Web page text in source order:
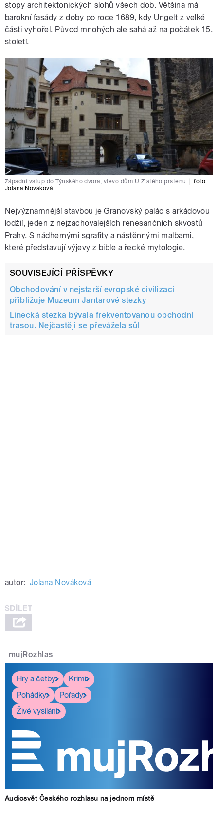
stopy architektonických slohů všech dob. Většina má
barokní fasády z doby po roce 1689, kdy Ungelt z velké
části vyhořel. Původ mnohých ale sahá až na počátek 15.
století.
Západní vstup do Týnského dvora, vlevo dům U Zlatého prstenu
foto:
Jolana Nováková
Nejvýznamnější stavbou je Granovský palác s arkádovou
lodžií, jeden z nejzachovalejších renesančních skvostů
Prahy. S nádhernými sgrafity a nástěnnými malbami,
které představují výjevy z bible a řecké mytologie.
SOUVISEJÍCÍ PŘÍSPĚVKY
Obchodování v nejstarší evropské civilizaci
přibližuje Muzeum Jantarové stezky
Linecká stezka bývala frekventovanou obchodní
trasou. Nejčastěji se převážela sůl
autor: Jolana Nováková
mujRozhlas
Hry a četby
Krimi
Pohádky
Pořady
Živé vysílání
Audiosvět Českého rozhlasu na jednom místě